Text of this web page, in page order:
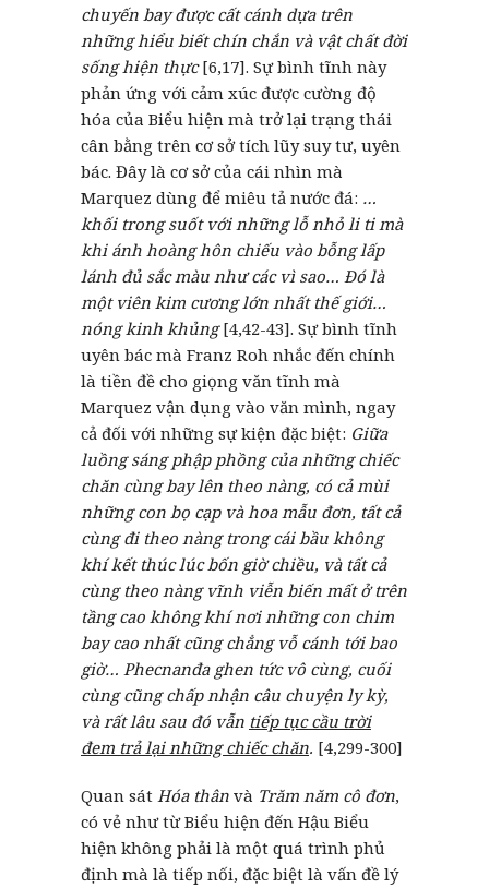
chuyến bay được cất cánh dựa trên
những hiểu biết chín chắn và vật chất đời
sống hiện thực[6,17]. Sự bình tĩnh này
phản ứng với cảm xúc được cường độ
hóa của Biểu hiện mà trở lại trạng thái
cân bằng trên cơ sở tích lũy suy tư, uyên
bác. Đây là cơ sở của cái nhìn mà
Marquez dùng để miêu tả nước đá: …
khối trong suốt với những lỗ nhỏ li ti mà
khi ánh hoàng hôn chiếu vào bỗng lấp
lánh đủ sắc màu như các vì sao… Đó là
một viên kim cương lớn nhất thế giới…
nóng kinh khủng[4,42-43]. Sự bình tĩnh
uyên bác mà Franz Roh nhắc đến chính
là tiền đề cho giọng văn tĩnh mà
Marquez vận dụng vào văn mình, ngay
cả đối với những sự kiện đặc biệt: Giữa
luồng sáng phập phồng của những chiếc
chăn cùng bay lên theo nàng, có cả mùi
những con bọ cạp và hoa mẫu đơn, tất cả
cùng đi theo nàng trong cái bầu không
khí kết thúc lúc bốn giờ chiều, và tất cả
cùng theo nàng vĩnh viễn biến mất ở trên
tầng cao không khí nơi những con chim
bay cao nhất cũng chẳng vỗ cánh tới bao
giờ… Phecnanđa ghen tức vô cùng, cuối
cùng cũng chấp nhận câu chuyện ly kỳ,
và rất lâu sau đó vẫn tiếp tục cầu trời
đem trả lại những chiếc chăn. [4,299-300]
Quan sát Hóa thân và Trăm năm cô đơn,
có vẻ như từ Biểu hiện đến Hậu Biểu
hiện không phải là một quá trình phủ
định mà là tiếp nối, đặc biệt là vấn đề lý